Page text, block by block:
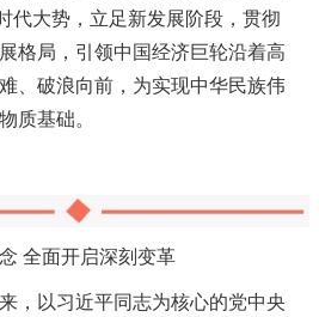
代大势，立足新发展阶段，贯彻
格局，引领中国经济巨轮沿着高
、破浪向前，为实现中华民族伟
质基础。
全面开启深刻变革
以习近平同志为核心的党中央